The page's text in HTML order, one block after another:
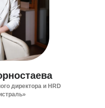
директора и HRD